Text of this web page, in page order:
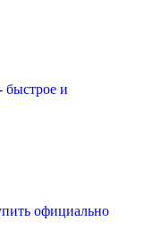
и
официально